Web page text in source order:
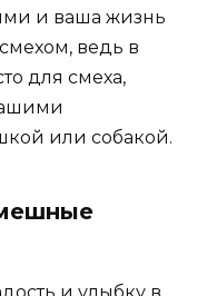
и ваша жизнь
ведь в
для смеха,
или собакой.